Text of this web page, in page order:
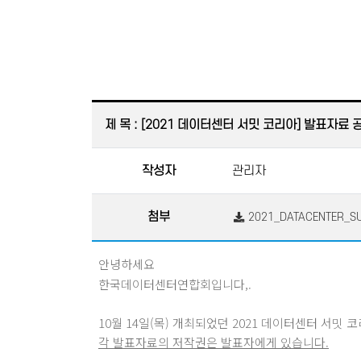
제 목 : [2021 데이터센터 서밋 코리아] 발표자료
작성자 관리자
첨부
안녕하세요
한국데이터센터연합회입니다,.
10월 14일(목) 개최되었던 2021 데이터센터 서밋
각 발표자료의 저작권은 발표자에게 있습니다.